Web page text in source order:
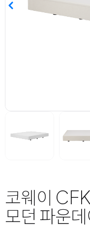
코웨이
모던 파운